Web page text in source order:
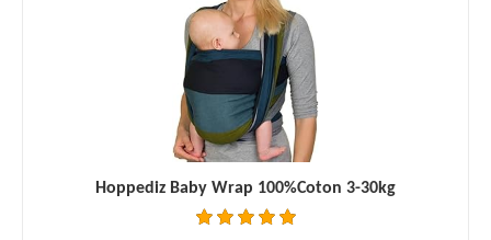
Hoppediz Baby Wrap 100%Coton 3-30kg